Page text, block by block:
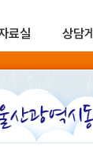
료실 상담